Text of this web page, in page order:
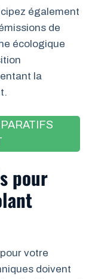
également
de
écologique
la
pour
votre
doivent